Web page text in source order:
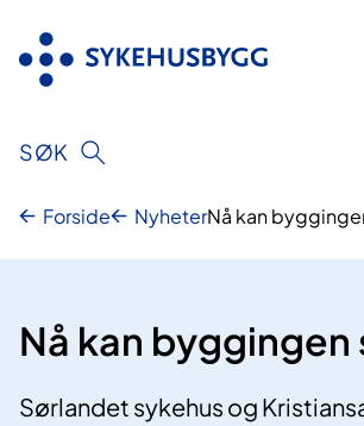
innhold
SØK
Forside NyheterNå kan
Nå kan
Sørlandet sykehus og